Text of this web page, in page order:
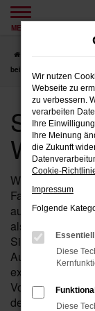
Zum
springen
MENÜ
bei Motor-Nützel
Seat
Wenn Sie in der
Fahrzeug
auch einen
als
Sie. Seit über 90
Autohaus in der
exklusive
Vorteile eines
deutlich
Wir nutzen
Webseite zu
zu verbessern.
verarbeiten
Ihre
Ihre Meinung
die Zukunft
Cookie-
Impressum
Folgende
Essentiell
Diese
Funktional
Diese